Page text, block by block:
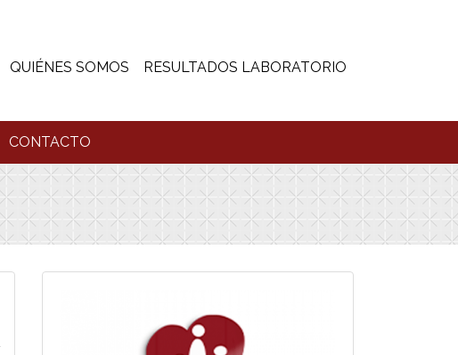
QUIÉNES SOMOS RESULTADOS LABORATORIO
CONTACTO